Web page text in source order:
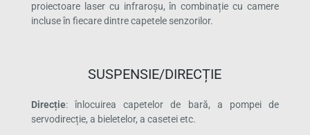
proiectoare laser cu infraroșu, în combinație cu camere
incluse în fiecare dintre capetele senzorilor.
SUSPENSIE/DIRECȚIE
Direcție: înlocuirea capetelor de bară, a pompei de
servodirecție, a bieletelor, a casetei etc.